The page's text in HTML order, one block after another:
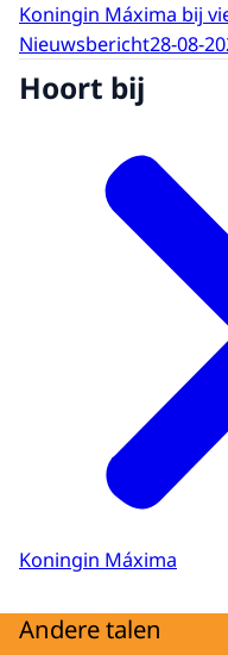
Koningin Máxima bij
Nieuwsbericht28-08-
Hoort bij
Koningin Máxima
Andere talen